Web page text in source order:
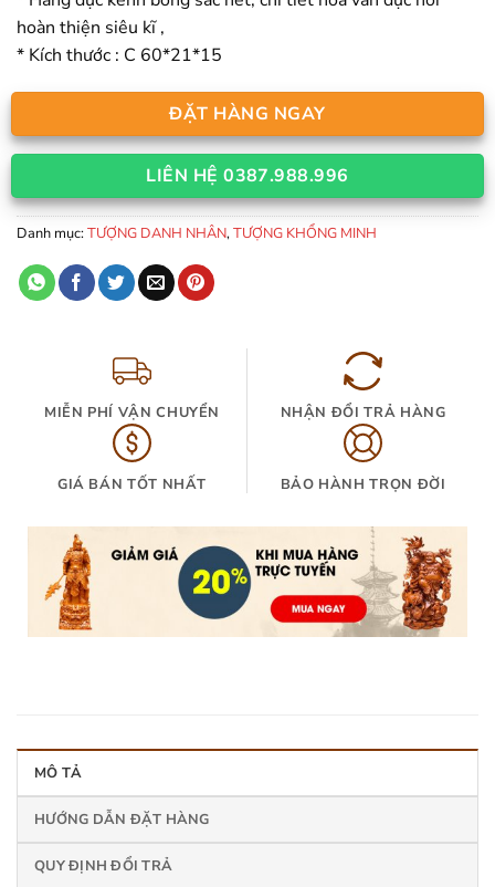
hoàn thiện siêu kĩ ,
* Kích thước : C 60*21*15
ĐẶT HÀNG NGAY
LIÊN HỆ 0387.988.996
Danh mục:TƯỢNG DANH NHÂN,TƯỢNG KHỔNG MINH
MIỄN PHÍ VẬN CHUYỂN NHẬN ĐỔI TRẢ HÀNG
GIÁ BÁN TỐT NHẤT BẢO HÀNH TRỌN ĐỜI
MÔ TẢ
HƯỚNG DẪN ĐẶT HÀNG
QUY ĐỊNH ĐỔI TRẢ